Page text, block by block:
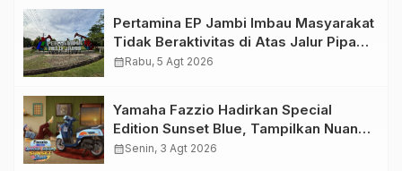
Pertamina EP Jambi Imbau Masyarakat
Tidak Beraktivitas di Atas Jalur Pipa
Migas Demi Keselamatan Bersama
calendar_monthRabu, 5 Agt 2026
Yamaha Fazzio Hadirkan Special
Edition Sunset Blue, Tampilkan Nuansa
Retro Summer yang Semakin Skena
calendar_monthSenin, 3 Agt 2026